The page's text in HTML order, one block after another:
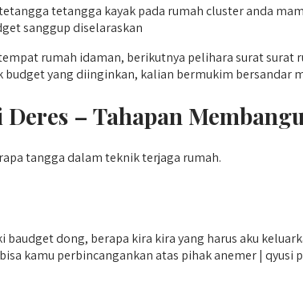
tetangga kayak pada rumah cluster anda
sanggup diselaraskan
rumah idaman, berikutnya pelihara surat
yang diinginkan, kalian bermukim bersandar
– Tahapan
tangga dalam teknik terjaga rumah.
dong, berapa kira kira yang harus aku
kamu perbincangankan atas pihak anemer | qyusi